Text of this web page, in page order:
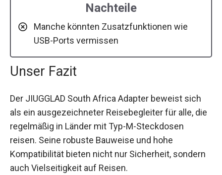
Nachteile
Manche könnten Zusatzfunktionen wie
USB-Ports vermissen
Unser Fazit
Der JIUGGLAD South Africa Adapter beweist sich
als ein ausgezeichneter Reisebegleiter für alle, die
regelmäßig in Länder mit Typ-M-Steckdosen
reisen. Seine robuste Bauweise und hohe
Kompatibilität bieten nicht nur Sicherheit, sondern
auch Vielseitigkeit auf Reisen.